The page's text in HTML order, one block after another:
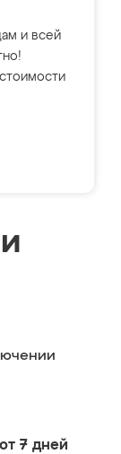
и всей
от 7 дней